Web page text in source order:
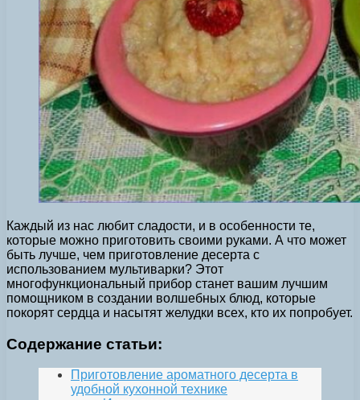
Каждый из нас любит сладости, и в особенности те,
которые можно приготовить своими руками. А что может
быть лучше, чем приготовление десерта с
использованием мультиварки? Этот
многофункциональный прибор станет вашим лучшим
помощником в создании волшебных блюд, которые
покорят сердца и насытят желудки всех, кто их попробует.
Содержание статьи:
Приготовление ароматного десерта в
удобной кухонной технике